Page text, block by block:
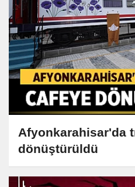
Afyonkarahisar'da
dönüştürüldü